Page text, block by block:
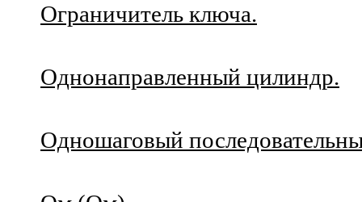
Ограничитель ключа.
Однонаправленный цилиндр.
Одношаговый